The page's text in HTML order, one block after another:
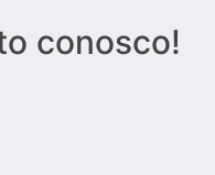
conosco!